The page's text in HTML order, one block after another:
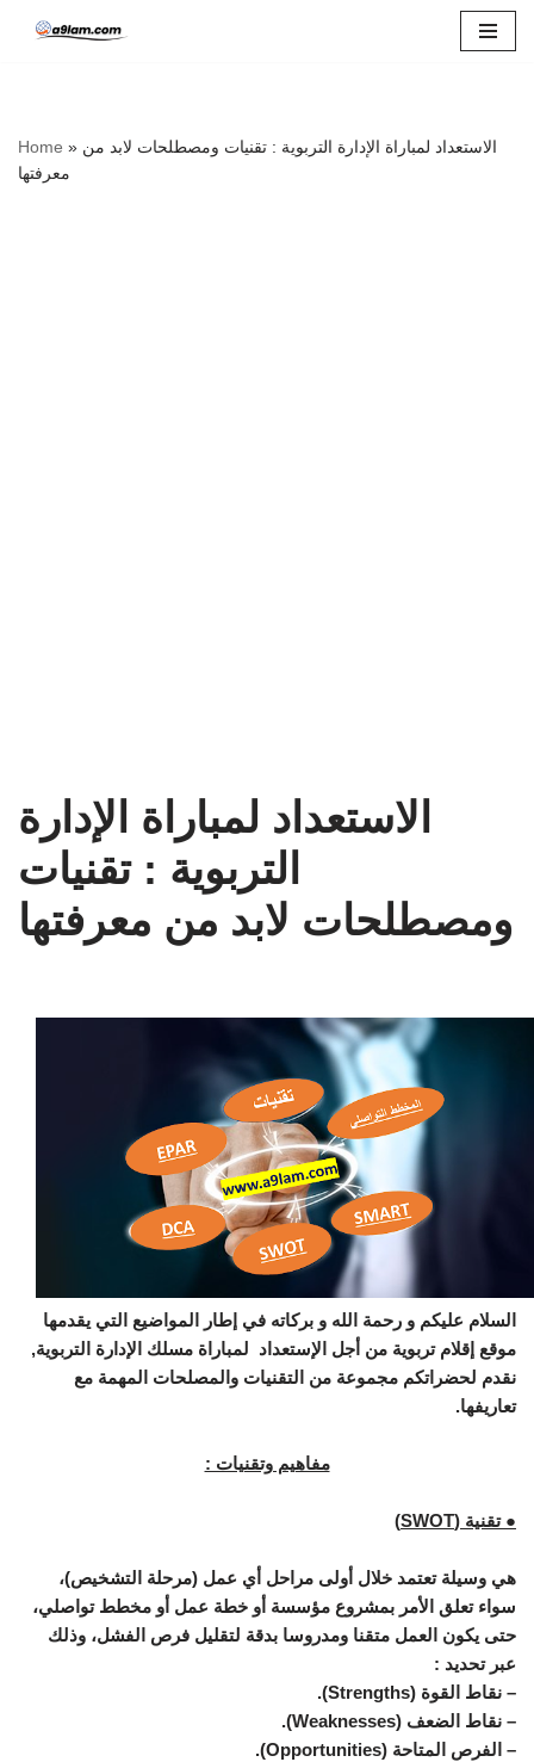
Home » الاستعداد لمباراة الإدارة التربوية : تقنيات ومصطلحات لابد من
معرفتها
الاستعداد لمباراة الإدارة
التربوية : تقنيات
ومصطلحات لابد من معرفتها
السلام عليكم و رحمة الله و بركاته في إطار المواضيع التي يقدمها
موقع إقلام تربوية من أجل الإستعداد لمباراة مسلك الإدارة التربوية,
نقدم لحضراتكم مجموعة من التقنيات والمصلحات المهمة مع
تعاريفها.
مفاهيم وتقنيات :
● تقنية (SWOT)
هي وسيلة تعتمد خلال أولى مراحل أي عمل (مرحلة التشخيص)،
سواء تعلق الأمر بمشروع مؤسسة أو خطة عمل أو مخطط تواصلي،
حتى يكون العمل متقنا ومدروسا بدقة لتقليل فرص الفشل، وذلك
عبر تحديد :
– نقاط القوة (Strengths).
– نقاط الضعف (Weaknesses).
– الفرص المتاحة (Opportunities).